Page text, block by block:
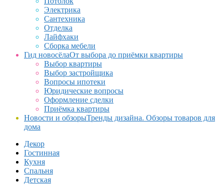
Электрика
Сантехника
Отделка
Лайфхаки
Сборка мебели
Гид новосёлаОт выбора до приёмки квартиры
Выбор квартиры
Выбор застройщика
Вопросы ипотеки
Юридические вопросы
Оформление сделки
Приёмка квартиры
Новости и обзорыТренды дизайна. Обзоры товаров для
дома
Декор
Гостинная
Кухня
Спальня
Детская